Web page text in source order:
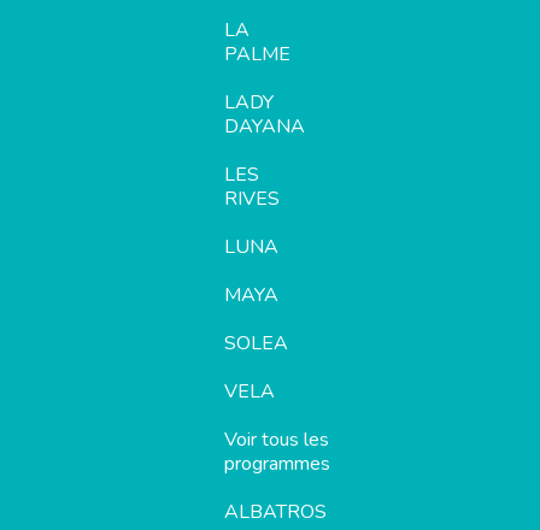
LA
PALME
LADY
DAYANA
LES
RIVES
LUNA
MAYA
SOLEA
VELA
Voir tous les
programmes
ALBATROS